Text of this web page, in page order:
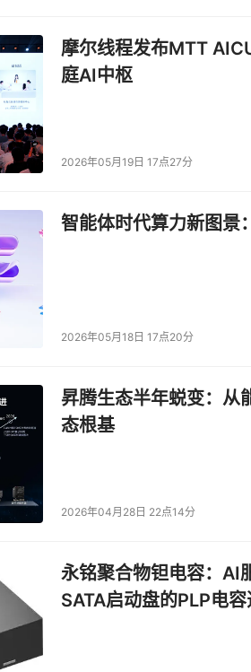
购高级经理
采购高级经理
级经理
购经理-市场营销广告服务
摩尔线程发布MTT
庭AI中枢
2026年05月19日 17点27分
智能体时代算力新图景
2026年05月18日 17点20分
昇腾生态半年蜕变：从
态根基
2026年04月28日 22点14分
永铭聚合物钽电容：AI
SATA启动盘的PLP电